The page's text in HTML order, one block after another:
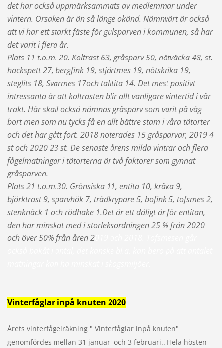
det har också uppmärksammats av medlemmar under
vintern. Orsaken är än så länge okänd. Nämnvärt är också
att vi har ett starkt fäste för gulsparven i kommunen, så har
det varit i flera år.
Plats 11 t.o.m. 20. Koltrast 63, gråsparv 50, nötväcka 48, st.
hackspett 27, bergfink 19, stjärtmes 19, nötskrika 19,
steglits 18, Svarmes 17och talltita 14. Det mest positivt
intressanta är att koltrasten blir allt vanligare vintertid i vår
trakt. Här skall också nämnas gråsparv som varit på väg
bort men som nu tycks få en allt bättre stam i våra tätorter
och det har gått fort. 2018 noterades 15 gråsparvar, 2019 4
st och 2020 23 st. De senaste årens milda vintrar och flera
fågelmatningar i tätorterna är två faktorer som gynnat
gråsparven.
Plats 21 t.o.m.30. Grönsiska 11, entita 10, kråka 9,
björktrast 9, sparvhök 7, trädkrypare 5, bofink 5, tofsmes 2,
stenknäck 1 och rödhake 1.Det är ett dåligt år för entitan,
den har minskat med i storleksordningen 25 % från 2020
och över 50% från åren 2019 och 2018. Tofsmesen går
Vinterfåglar inpå knuten 2020
Årets vinterfågelräkning " Vinterfåglar inpå knuten"
genomfördes mellan 31 januari och 3 februari.. Hela hösten